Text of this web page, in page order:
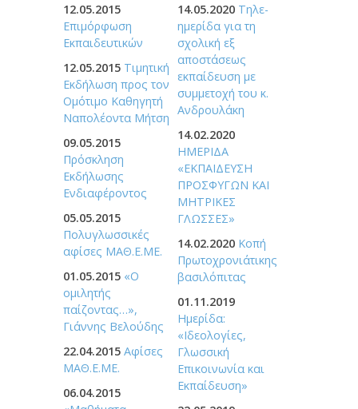
12.05.2015
Επιμόρφωση
Eκπαιδευτικών
12.05.2015 Τιμητική
Εκδήλωση προς τον
Ομότιμο Καθηγητή
Ναπολέοντα Μήτση
09.05.2015
Πρόσκληση
Εκδήλωσης
Ενδιαφέροντος
05.05.2015
Πολυγλωσσικές
αφίσες ΜΑΘ.Ε.ΜΕ.
01.05.2015 «Ο
ομιλητής
παίζοντας…»,
Γιάννης Βελούδης
22.04.2015 Αφίσες
ΜΑΘ.Ε.ΜΕ.
06.04.2015
14.05.2020 Τηλε-
ημερίδα για τη
σχολική εξ
αποστάσεως
εκπαίδευση με
συμμετοχή του κ.
Ανδρουλάκη
14.02.2020
ΗΜΕΡΙΔΑ
«ΕΚΠΑΙΔΕΥΣΗ
ΠΡΟΣΦΥΓΩΝ ΚΑΙ
ΜΗΤΡΙΚΕΣ
ΓΛΩΣΣΕΣ»
14.02.2020 Κοπή
Πρωτοχρονιάτικης
βασιλόπιτας
01.11.2019
Ημερίδα:
«Ιδεολογίες,
Γλωσσική
Επικοινωνία και
Εκπαίδευση»